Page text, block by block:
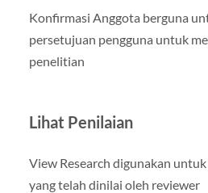
Konfirmasi Anggota berguna
persetujuan pengguna untuk
penelitian
Lihat Penilaian
View Research digunakan
yang telah dinilai oleh reviewer